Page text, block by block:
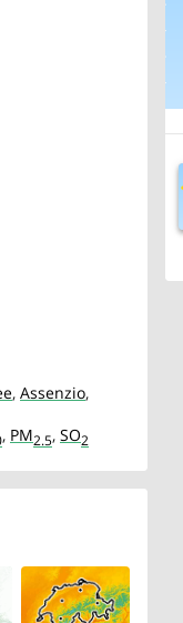
, Assenzio,
, PM2.5, SO2